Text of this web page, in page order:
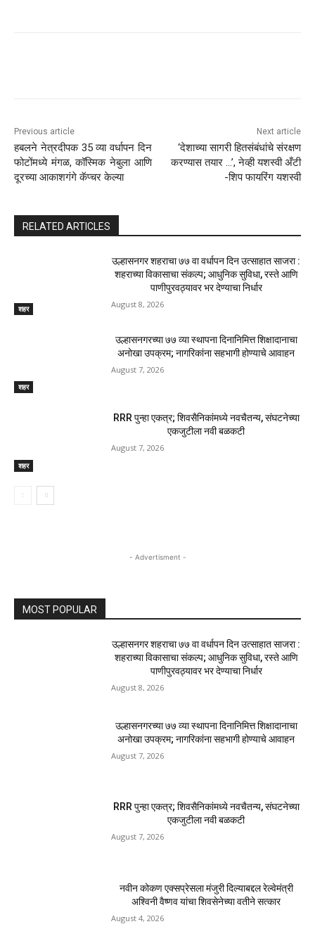
Previous article
हबलने नेत्रदीपक 35 व्या वर्धापन दिन
फोटोंमध्ये मंगळ, कॉस्मिक नेबुला आणि
दूरच्या आकाशगंगे कॅप्चर केल्या
Next article
‘देशाच्या सागरी हितसंबंधांचे संरक्षण
करण्यास तयार …’, नेव्ही यशस्वी अँटी
-शिप फायरिंग यशस्वी
RELATED ARTICLES
शहर
उल्हासनगर शहराचा ७७ वा वर्धापन दिन उत्साहात साजरा :
शहराच्या विकासाचा संकल्प; आधुनिक सुविधा, रस्ते आणि
पाणीपुरवठ्यावर भर देण्याचा निर्धार
August 8, 2026
शहर
उल्हासनगरच्या ७७ व्या स्थापना दिनानिमित्त शिक्षादानाचा
अनोखा उपक्रम; नागरिकांना सहभागी होण्याचे आवाहन
August 7, 2026
शहर
RRR पुन्हा एकत्र; शिवसैनिकांमध्ये नवचैतन्य, संघटनेच्या
एकजुटीला नवी बळकटी
August 7, 2026
- Advertisment -
MOST POPULAR
उल्हासनगर शहराचा ७७ वा वर्धापन दिन उत्साहात साजरा :
शहराच्या विकासाचा संकल्प; आधुनिक सुविधा, रस्ते आणि
पाणीपुरवठ्यावर भर देण्याचा निर्धार
August 8, 2026
उल्हासनगरच्या ७७ व्या स्थापना दिनानिमित्त शिक्षादानाचा
अनोखा उपक्रम; नागरिकांना सहभागी होण्याचे आवाहन
August 7, 2026
RRR पुन्हा एकत्र; शिवसैनिकांमध्ये नवचैतन्य, संघटनेच्या
एकजुटीला नवी बळकटी
August 7, 2026
नवीन कोकण एक्सप्रेसला मंजुरी दिल्याबद्दल रेल्वेमंत्री
अश्विनी वैष्णव यांचा शिवसेनेच्या वतीने सत्कार
August 4, 2026